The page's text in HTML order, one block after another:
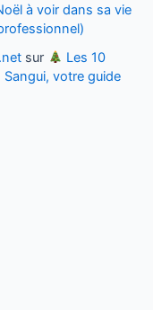
à voir dans sa vie
sur
Les 10
votre guide